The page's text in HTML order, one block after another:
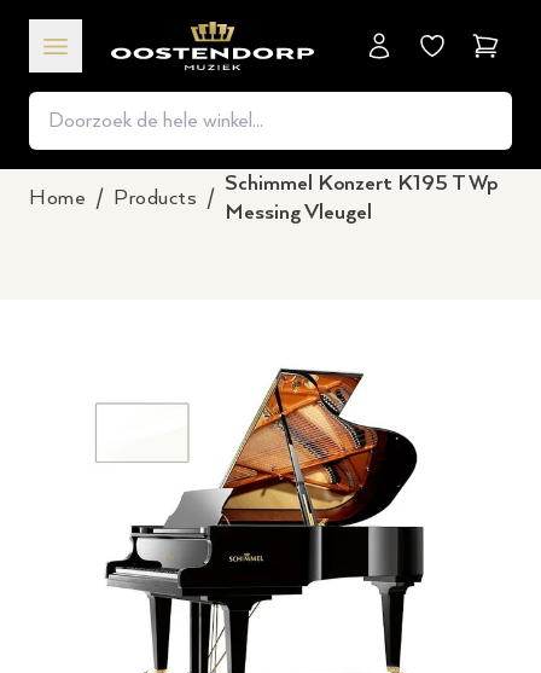
Home / Products /
Schimmel Konzert K195 T Wp
Messing Vleugel